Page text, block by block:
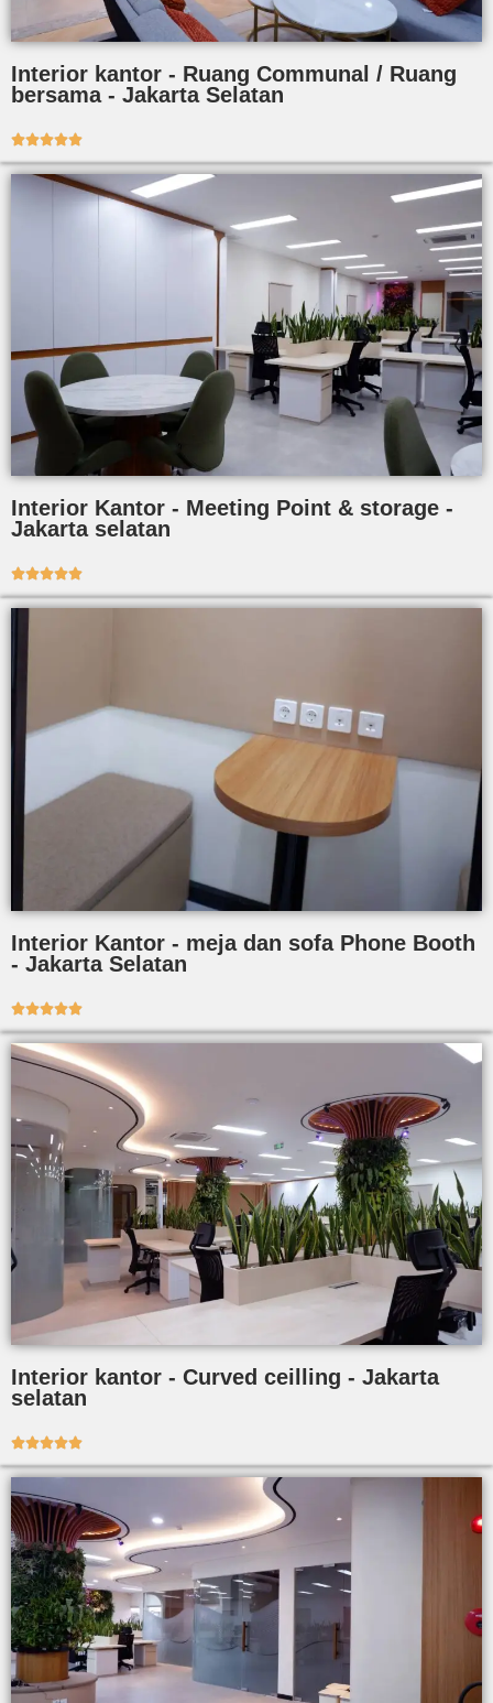
Interior kantor - Ruang Communal / Ruang
bersama - Jakarta Selatan

Interior Kantor - Meeting Point & storage -
Jakarta selatan

Interior Kantor - meja dan sofa Phone Booth
- Jakarta Selatan

Interior kantor - Curved ceilling - Jakarta
selatan
